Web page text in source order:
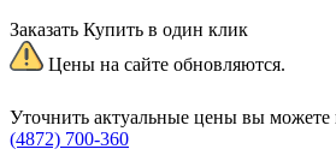
Заказать Купить в один клик
Цены на сайте обновляются.
Уточнить актуальные цены вы можете
(4872) 700-360